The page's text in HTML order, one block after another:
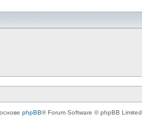
phpBB® Forum Software © phpBB Limited